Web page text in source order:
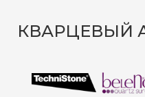
КВАРЦЕВЫЙ